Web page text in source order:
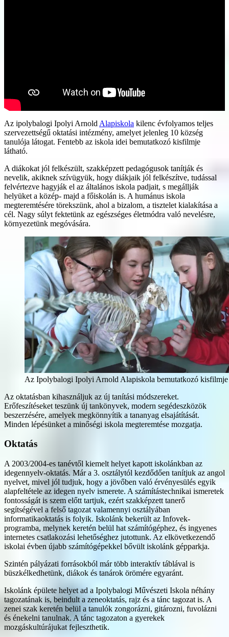
Az ipolybalogi Ipolyi Arnold Alapiskola kilenc évfolyamos teljes
szervezettségű oktatási intézmény, amelyet jelenleg 10 község
tanulója látogat. Fentebb az iskola idei bemutatkozó kisfilmje
látható.
A diákokat jól felkészült, szakképzett pedagógusok tanítják és
nevelik, akiknek szívügyük, hogy diákjaik jól felkészítve, tudással
felvértezve hagyják el az általános iskola padjait, s megállják
helyüket a közép- majd a főiskolán is. A humánus iskola
megteremtésére törekszünk, ahol a bizalom, a tisztelet kialakítása a
cél. Nagy súlyt fektetünk az egészséges életmódra való nevelésre,
környezetünk megóvására.
Az Ipolybalogi Ipolyi Arnold Alapiskola bemutatkozó kisfilmje
Az oktatásban kihasználjuk az új tanítási módszereket.
Erőfeszítéseket teszünk új tankönyvek, modern segédeszközök
beszerzésére, amelyek megkönnyítik a tananyag elsajátítását.
Minden lépésünket a minőségi iskola megteremtése mozgatja.
Oktatás
A 2003/2004-es tanévtől kiemelt helyet kapott iskolánkban az
idegennyelv-oktatás. Már a 3. osztálytól kezdődően tanítjuk az angol
nyelvet, mivel jól tudjuk, hogy a jövőben való érvényesülés egyik
alapfeltétele az idegen nyelv ismerete. A számítástechnikai ismeretek
fontosságát is szem előtt tartjuk, ezért szakképzett tanerő
segítségével a felső tagozat valamennyi osztályában
informatikaoktatás is folyik. Iskolánk bekerült az Infovek-
programba, melynek keretén belül hat számítógéphez, és ingyenes
internetes csatlakozási lehetőséghez jutottunk. Az elkövetkezendő
iskolai évben újabb számítógépekkel bővült iskolánk gépparkja.
Szintén pályázati forrásokból már több interaktív táblával is
büszkélkedhetünk, diákok és tanárok örömére egyaránt.
Iskolánk épülete helyet ad a Ipolybalogi Művészeti Iskola néhány
tagozatának is, beindult a zeneoktatás, rajz és a tánc tagozat is. A
zenei szak keretén belül a tanulók zongorázni, gitározni, fuvolázni
és énekelni tanulnak. A tánc tagozaton a gyerekek
mozgáskultúrájukat fejleszthetik.